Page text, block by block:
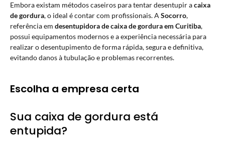
Embora existam métodos caseiros para tentar desentupir acaixa
de gordura, o ideal é contar com profissionais. A Socorro,
referência em desentupidora de caixa de gordura em Curitiba,
possui equipamentos modernos e a experiência necessária para
realizar o desentupimento de forma rápida, segura e definitiva,
evitando danos à tubulação e problemas recorrentes.
Escolha a empresa certa
Sua caixa de gordura está
entupida?